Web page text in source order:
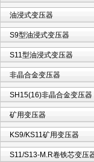
油浸式变压器
S9型油浸式变压器
S11型油浸式变压器
非晶合金变压器
SH15(16)非晶合金变压器
矿用变压器
KS9/KS11矿用变压器
S11/S13-M.R卷铁芯变压